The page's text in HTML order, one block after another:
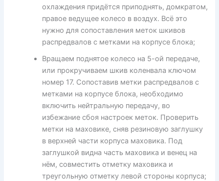
охлаждения придётся приподнять, домкратом,
правое ведущее колесо в воздух. Всё это
нужно для сопоставления меток шкивов
распредвалов с метками на корпусе блока;
Вращаем поднятое колесо на 5-ой передаче,
или прокручиваем шкив коленвала ключом
номер 17. Сопоставив метки распредвалов с
метками на корпусе блока, необходимо
включить нейтральную передачу, во
избежание сбоя настроек меток. Проверить
метки на маховике, сняв резиновую заглушку
в верхней части корпуса маховика. Под
заглушкой видна часть маховика и венец на
нём, совместить отметку маховика и
треугольную отметку левой стороны корпуса;